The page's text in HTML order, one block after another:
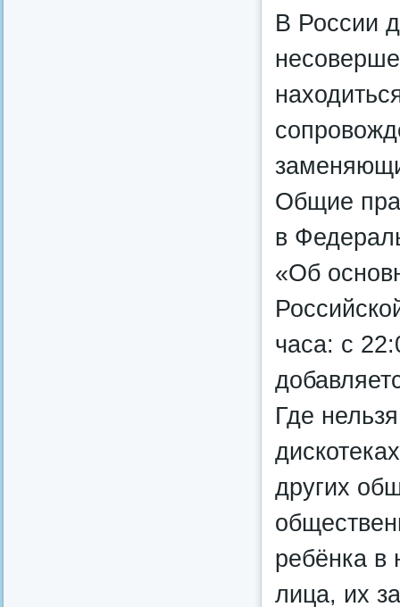
В России
Общие
в
«Об
часа: с
Где
других
ребёнка в
лица, их